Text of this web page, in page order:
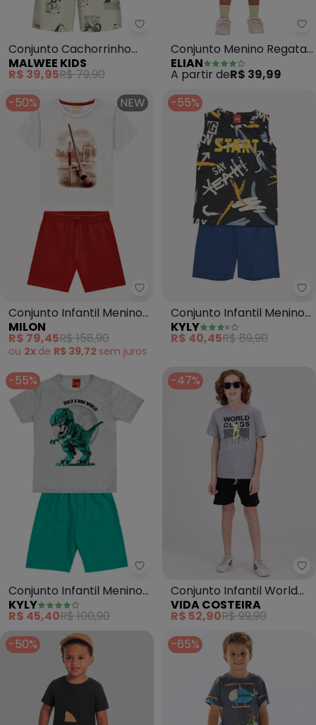
Malwee Kids - Conjunto
Conjunto Cachorrinho
em Moletinho (Cinza
Grafite)
MALWEE KIDS
R$ 39,95R$ 79,90
Conjunto Menino Regata
e Bermuda (Cinza)
ELIAN
A partir deR$ 39,99
-50%
NEW
Milon - Conjunto Infantil
Conjunto Infantil Menino
Croquet Milon (Cinza)
MILON
R$ 79,45R$ 158,90
ou 2x de R$ 39,72 sem juros
-55%
Conjunto Infantil Menino
Lettering (Cinza)
KYLY
R$ 40,45R$ 89,90
-55%
Kyly - Conjunto Infantil Menino
Conjunto Infantil Menino
em Algodão (Cinza)
KYLY
R$ 45,40R$ 100,90
-47%
Conjunto Infantil World
Class (Mescla)
VIDA COSTEIRA
R$ 52,90R$ 99,90
-50%
-65%